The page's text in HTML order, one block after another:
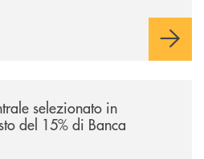
territori, per ampliare l’offerta e
selezionato in
del 15% di Banca